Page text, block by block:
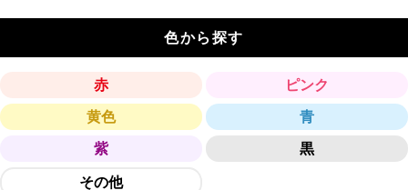
色から探す
赤 ピンク
黄色 青
紫 黒
その他